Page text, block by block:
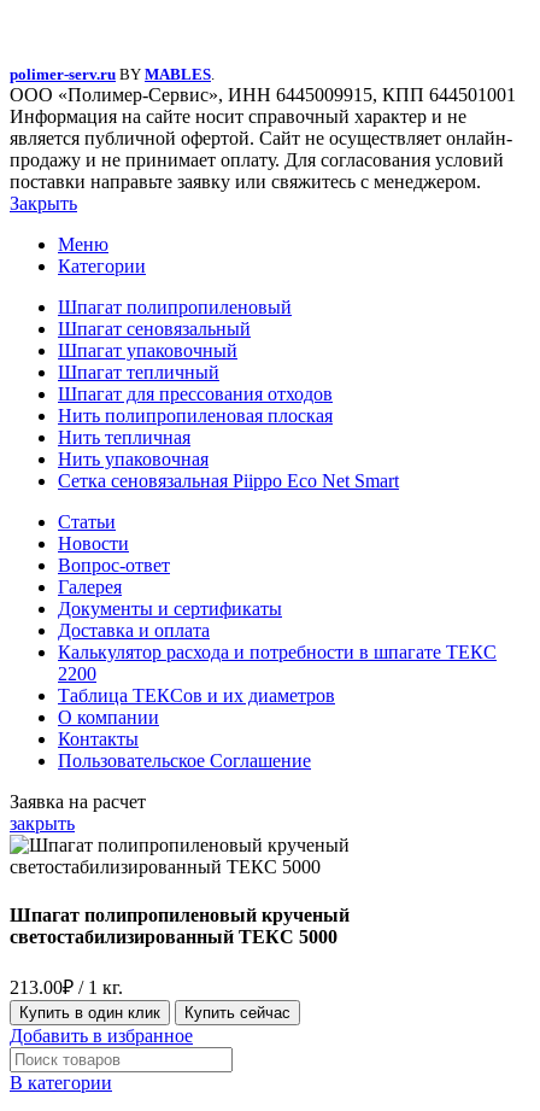
polimer-serv.ru BY MABLES.
ООО «Полимер-Сервис», ИНН 6445009915, КПП 644501001
Информация на сайте носит справочный характер и не
является публичной офертой. Сайт не осуществляет онлайн-
продажу и не принимает оплату. Для согласования условий
поставки направьте заявку или свяжитесь с менеджером.
Закрыть
Меню
Категории
Шпагат полипропиленовый
Шпагат сеновязальный
Шпагат упаковочный
Шпагат тепличный
Шпагат для прессования отходов
Нить полипропиленовая плоская
Нить тепличная
Нить упаковочная
Сетка сеновязальная Piippo Eco Net Smart
Статьи
Новости
Вопрос-ответ
Галерея
Документы и сертификаты
Доставка и оплата
Калькулятор расхода и потребности в шпагате ТЕКС
2200
Таблица ТЕКСов и их диаметров
О компании
Контакты
Пользовательское Соглашение
Заявка на расчет
закрыть
Шпагат полипропиленовый крученый
светостабилизированный ТЕКС 5000
213.00₽ / 1 кг.
Купить в один клик Купить сейчас
Добавить в избранное
В категории